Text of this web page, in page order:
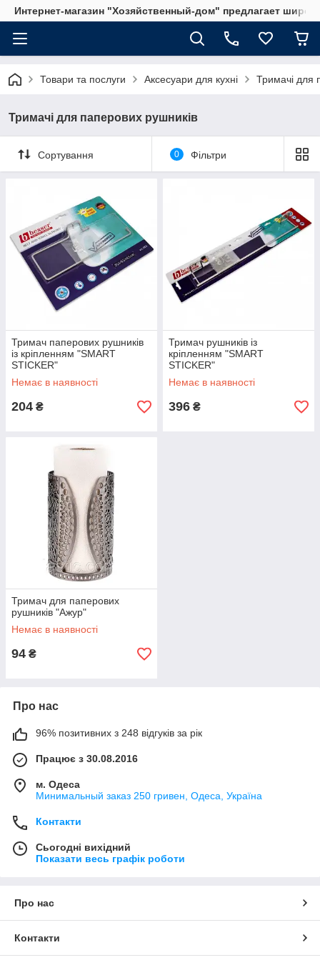
Интернет-магазин "Хозяйственный-дом" предлагает
Товари та послуги Аксесуари для кухні Тримачі для
Тримачі для паперових рушників
Сортування 0 Фільтри
Тримач паперових рушників
із кріпленням "SMART
STICKER"
Немає в наявності
204 ₴
Тримач рушників із
кріпленням "SMART
STICKER"
Немає в наявності
396 ₴
Тримач для паперових
рушників "Ажур"
Немає в наявності
94 ₴
Про нас
96% позитивних з 248 відгуків за рік
Працює з 30.08.2016
м. Одеса
Минимальный заказ 250 гривен, Одеса, Україна
Контакти
Сьогодні вихідний
Показати весь графік роботи
Про нас
Контакти